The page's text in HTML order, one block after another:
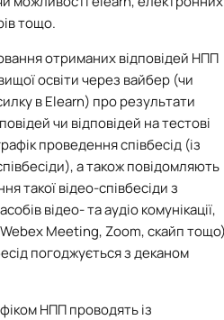
тощо.
отриманих відповідей НПП
освіти через вайбер (чи
в Еleаrn) про результати
чи відповідей на тестові
проведення співбесід (із
а також повідомляють
такої відео-співбесіди з
відео- та аудіо комунікації,
Meeting, Zoom, скайп
погоджується з деканом
НПП проводять із